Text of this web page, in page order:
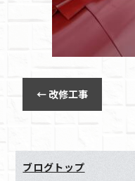
← 改修工事
ブログトップ